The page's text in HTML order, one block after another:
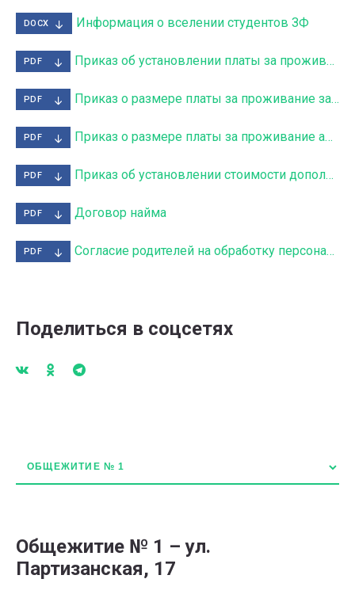
DOCX Информация о вселении студентов ЗФ
PDF Приказ об установлении платы за проживание в общежитиях
PDF Приказ о размере платы за проживание заочных студентов
PDF Приказ о размере платы за проживание абитуриентов
PDF Приказ об установлении стоимости дополнительных услуг_комфортные условия
PDF Договор найма
PDF Согласие родителей на обработку персональных данных для сайта
Поделиться в соцсетях
Общежитие № 1 – ул.
Партизанская, 17